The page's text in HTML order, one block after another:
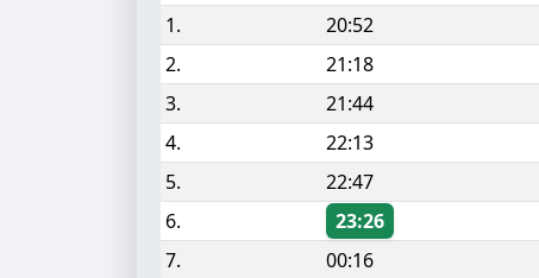
1.
20:52
2.
21:18
3.
21:44
4.
22:13
5.
22:47
6.
23:26
7.
00:16